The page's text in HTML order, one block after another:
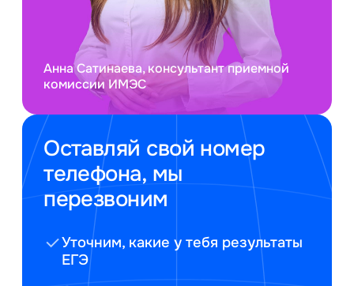
Оставляй свой номер
телефона, мы
перезвоним
Уточним, какие у тебя результаты
ЕГЭ
Анна Сатинаева, консультант приемной
комиссии ИМЭС